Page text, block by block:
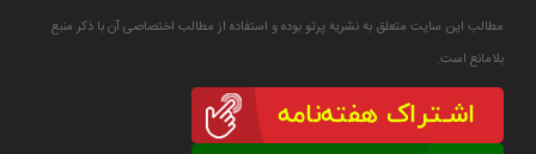
external)
مطالب این سایت متعلق به نشریه پرتو بوده و استفاده از مطالب اختصاصی آن با ذکر منبع
بلامانع است.